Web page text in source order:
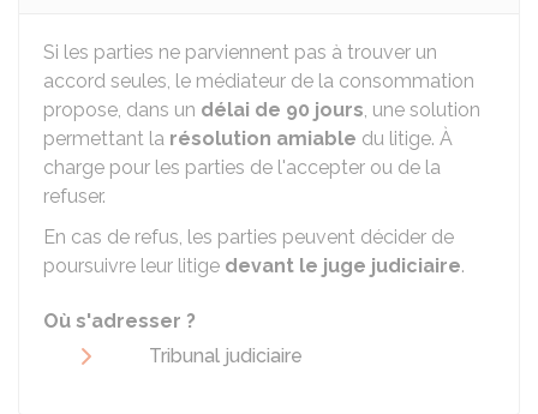
Si les parties ne parviennent pas à trouver un
accord seules, le médiateur de la consommation
propose, dans un délai de 90 jours, une solution
permettant la résolution amiable du litige. À
charge pour les parties de l'accepter ou de la
refuser.
En cas de refus, les parties peuvent décider de
poursuivre leur litige devant le juge judiciaire.
Où s'adresser ?
Tribunal judiciaire